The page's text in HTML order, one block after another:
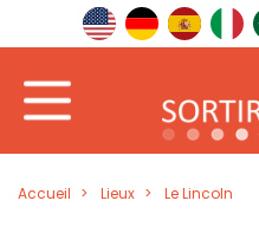
Accueil Lieux Le Lincoln